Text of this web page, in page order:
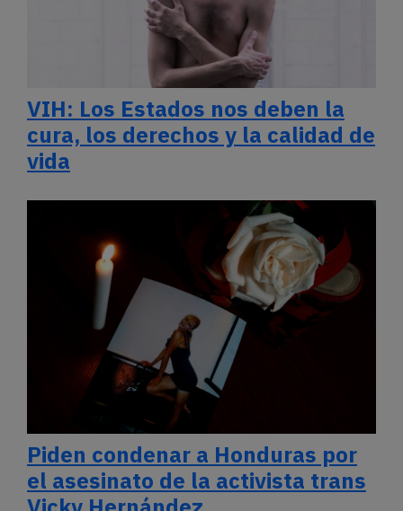
APOYANOS
ES EN
VIH: Los Estados nos deben la
cura, los derechos y la calidad de
vida
Piden condenar a Honduras por
el asesinato de la activista trans